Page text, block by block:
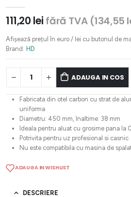
111,20 lei fără TVA (134,55
Afișează prețul în euro / lei cu butonul de
Brand: HD
ADAUGA IN COS
Fabricata din otel carbon cu strat de
uniforma
Diametru: 450 mm, Inaltime: 38 mm
Ideala pentru aluat cu grosime pana la
Potrivita pentru uz profesional si casnic
Nu este compatibila cu masina de
ADAUGA IN WISHLIST
DESCRIERE